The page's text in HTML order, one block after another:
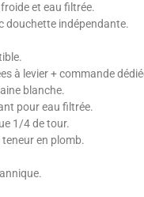
et eau filtrée.
douchette indépendante.
à levier + commande
blanche.
pour eau filtrée.
1/4 de tour.
en plomb.